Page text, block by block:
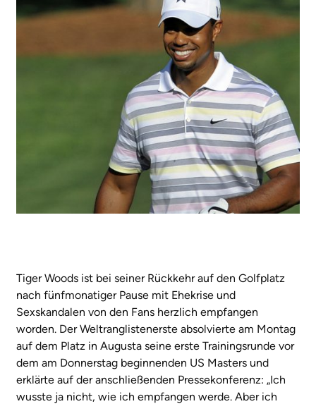
Tiger Woods ist bei seiner Rückkehr auf den Golfplatz
nach fünfmonatiger Pause mit Ehekrise und
Sexskandalen von den Fans herzlich empfangen
worden. Der Weltranglistenerste absolvierte am Montag
auf dem Platz in Augusta seine erste Trainingsrunde vor
dem am Donnerstag beginnenden US Masters und
erklärte auf der anschließenden Pressekonferenz: „Ich
wusste ja nicht, wie ich empfangen werde. Aber ich